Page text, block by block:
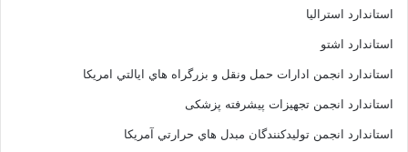
استاندارد استرالیا
استاندارد اشتو
استاندارد انجمن ادارات حمل ونقل و بزرگراه هاي ايالتي امريکا
استاندارد انجمن تجهیزات پیشرفته پزشکی
استاندارد انجمن توليدکنندگان مبدل هاي حرارتي آمريکا